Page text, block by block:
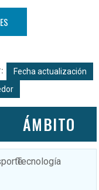
Fecha actualización
ÁMBITO
Tecnología